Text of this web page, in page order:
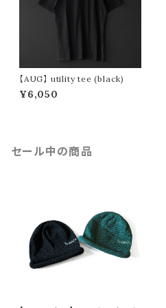
【AUG】 utility tee (black)
¥6,050
セール中の商品